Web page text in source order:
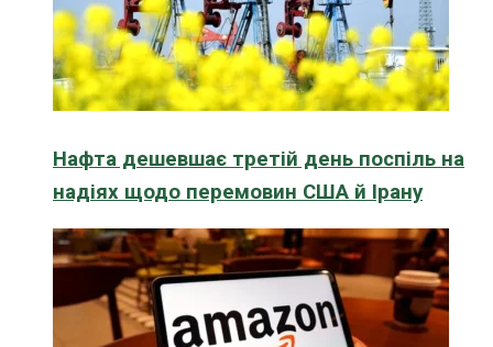
Нафта дешевшає третій день поспіль на
надіях щодо перемовин США й Ірану